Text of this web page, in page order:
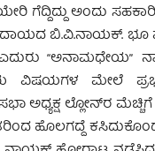
ಗೆದ್ದಿದ್ದು ಅಂದು
ಬಿ.ವಿ.ನಾಯಕ್. ಭೂ
ವಿಷಯಗಳ ಮೇಲೆ
ಅಧ್ಯಕ್ಷ ಲ್ಲೋನ್‍ರ ಮೆಚ್ಚಿಗೆ
ಹೊಲಗದ್ದೆ